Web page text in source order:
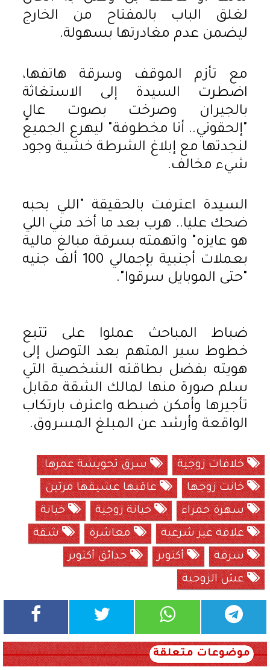
لغلق الباب بالمفتاح من الخارج
ليضمن عدم مغادرتها بسهولة.
مع تأزم الموقف وسرقة هاتفها،
اضطرت السيدة إلى الاستغاثة
بالجيران وصرخت بصوت عالٍ
"إلحقوني.. أنا مخطوفة" ليهرع الجميع
لنجدتها مع إبلاغ الشرطة خشية وجود
شيء مخالف.
السيدة اعترفت بالحقيقة "اللي بحبه
ضحك عليا.. هرب بعد ما أخد مني اللي
هو عايزه" واتهمته بسرقة مبالغ مالية
بعملات أجنبية بإجمالي 100 ألف جنيه
"حتى الموبايل سرقوا".
ضباط المباحث عملوا على تتبع
خطوط سير المتهم بعد التوصل إلى
هويته بفضل بطاقته الشخصية التي
سلم صورة منها لمالك الشقة مقابل
تأجيرها وأمكن ضبطه واعترف بارتكاب
الواقعة وأرشد عن المبلغ المسروق.
خلافات زوجية
سرق تحويشة عمرها.
خانت زوجها
عاقبها عشيقها مرتين
سهرة حمراء
خيانة زوجية
خيانة
علاقة غير شرعية
معاشرة
شقة
سرقة
أكتوبر
حدائق أكتوبر
عش الزوجية
موضوعات متعلقة